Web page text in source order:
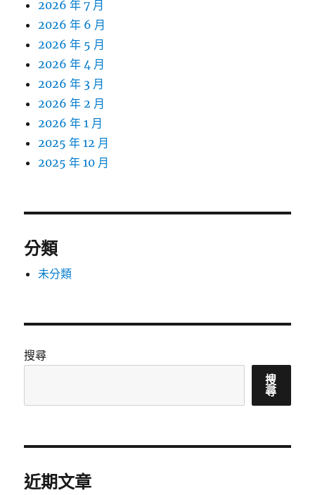
2026 年 7 月
2026 年 6 月
2026 年 5 月
2026 年 4 月
2026 年 3 月
2026 年 2 月
2026 年 1 月
2025 年 12 月
2025 年 10 月
分類
未分類
搜尋
搜
尋
近期文章